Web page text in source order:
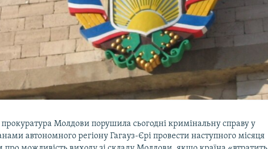
Молдови порушила сьогодні кримінальну справу у
автономного регіону Гагауз-Єрі провести наступного місяця